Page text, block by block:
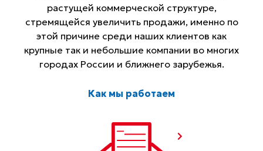
растущей коммерческой структуре,
стремящейся увеличить продажи, именно по
этой причине среди наших клиентов как
крупные так и небольшие компании во многих
городах России и ближнего зарубежья.
Как мы работаем